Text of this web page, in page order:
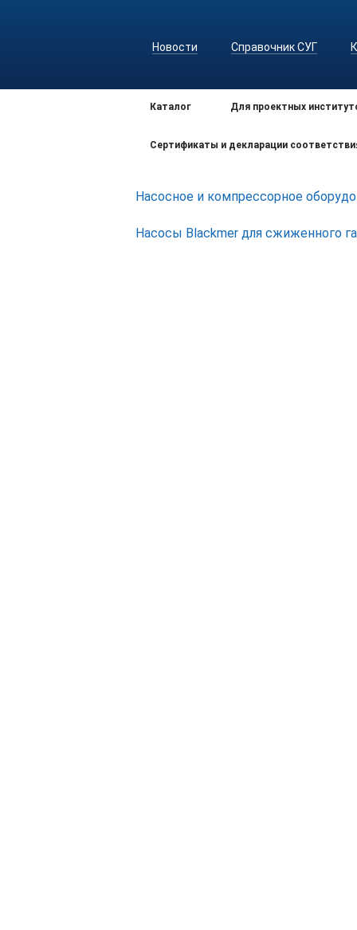
Новости Справочник СУГ
Каталог Для проектных
Сертификаты и декларации
Насосное и компрессорное
Насосы Blackmer для сжиженного